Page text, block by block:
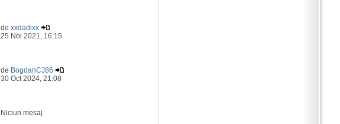
dexxdadixx
25 Noi 2021, 16:15
de BogdanCJ86
30 Oct 2024, 21:08
Niciun mesaj